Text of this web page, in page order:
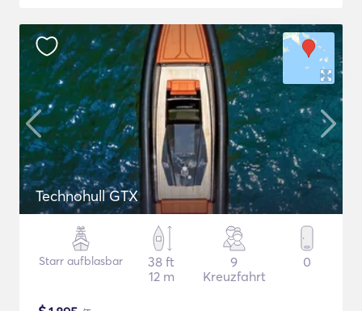
Technohull GTX
Starr aufblasbar
38 ft
12 m
9
Kreuzfahrt
0